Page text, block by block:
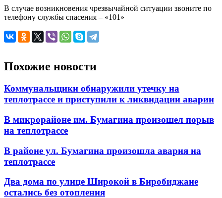
В случае возникновения чрезвычайной ситуации звоните по
телефону службы спасения – «101»⁠⁠⁠⁠
Похожие новости
Коммунальщики обнаружили утечку на
теплотрассе и приступили к ликвидации аварии
В микрорайоне им. Бумагина произошел порыв
на теплотрассе
В районе ул. Бумагина произошла авария на
теплотрассе
Два дома по улице Широкой в Биробиджане
остались без отопления